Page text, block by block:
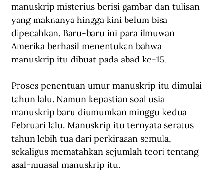
manuskrip misterius berisi gambar dan tulisan
yang maknanya hingga kini belum bisa
dipecahkan. Baru-baru ini para ilmuwan
Amerika berhasil menentukan bahwa
manuskrip itu dibuat pada abad ke-15.
Proses penentuan umur manuskrip itu dimulai
tahun lalu. Namun kepastian soal usia
manuskrip baru diumumkan minggu kedua
Februari lalu. Manuskrip itu ternyata seratus
tahun lebih tua dari perkiraaan semula,
sekaligus mematahkan sejumlah teori tentang
asal-muasal manuskrip itu.